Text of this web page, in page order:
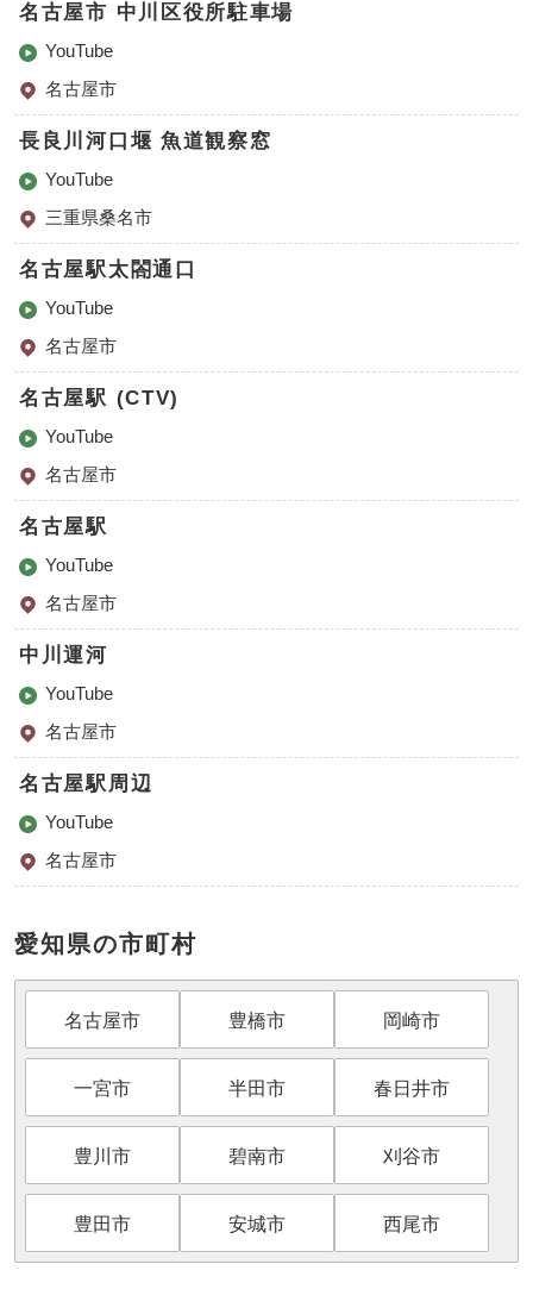
名古屋市 中川区役所駐⾞場
YouTube
名古屋市
長良川河口堰 魚道観察窓
YouTube
三重県桑名市
名古屋駅太閤通口
YouTube
名古屋市
名古屋駅 (CTV)
YouTube
名古屋市
名古屋駅
YouTube
名古屋市
中川運河
YouTube
名古屋市
名古屋駅周辺
YouTube
名古屋市
愛知県の市町村
名古屋市 豊橋市 岡崎市
一宮市 半田市 春日井市
豊川市 碧南市 刈谷市
豊田市 安城市 西尾市